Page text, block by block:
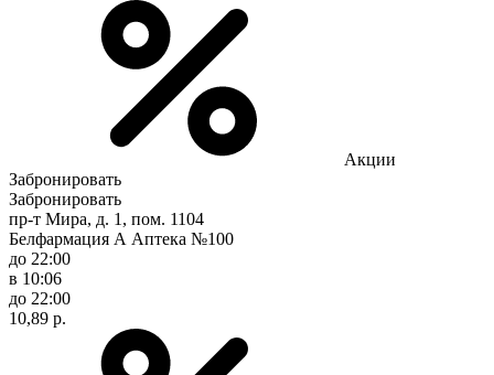
Акции
Забронировать
Забронировать
пр-т Мира, д. 1, пом. 1104
Белфармация А Аптека №100
до 22:00
в 10:06
до 22:00
10,89 р.